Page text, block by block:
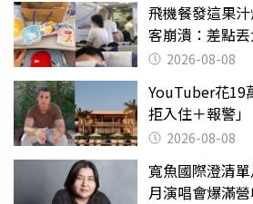
飛機餐發這果
客崩潰：差點
喝 2026-08-08
YouTuber花19
拒入住＋報警
2026-08-08
寬魚國際澄清
月演唱會爆滿